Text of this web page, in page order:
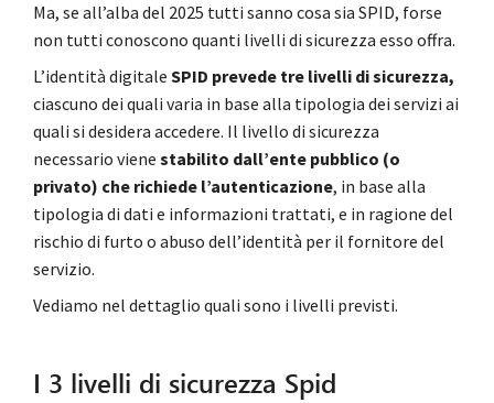
Ma, se all’alba del 2025 tutti sanno cosa sia SPID, forse
non tutti conoscono quanti livelli di sicurezza esso offra.
L’identità digitale SPID prevede tre livelli di sicurezza,
ciascuno dei quali varia in base alla tipologia dei servizi ai
quali si desidera accedere. Il livello di sicurezza
necessario viene stabilito dall’ente pubblico (o
privato) che richiede l’autenticazione, in base alla
tipologia di dati e informazioni trattati, e in ragione del
rischio di furto o abuso dell’identità per il fornitore del
servizio.
Vediamo nel dettaglio quali sono i livelli previsti.
I 3 livelli di sicurezza Spid